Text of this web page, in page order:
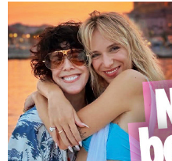
Bývalá reportérka Novy